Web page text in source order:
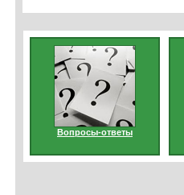
Вопросы-ответы